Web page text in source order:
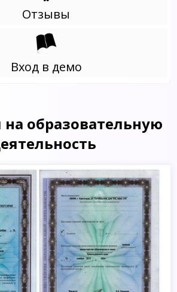
Отзывы
Вход в демо
образовательную